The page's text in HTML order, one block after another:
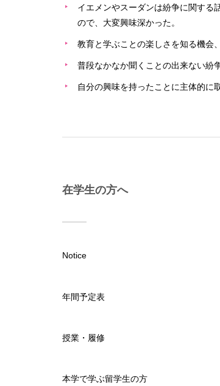
イエメンやスーダンは紛争に関する
ので、大変興味深かった。
教育と学ぶことの楽しさを知る機会
普段なかなか聞くことの出来ない紛
自分の興味を持ったことに主体的に
在学生の方へ
Notice
年間予定表
授業・履修
本学で学ぶ留学生の方